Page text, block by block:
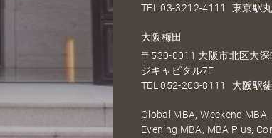
TEL03-3212-4111 東京駅
大阪梅田
〒530-0011 大阪市北区大
ジキャピタル7F
TEL052-203-8111 大阪駅
Global MBA, Weekend
Evening MBA, MBA Plus,